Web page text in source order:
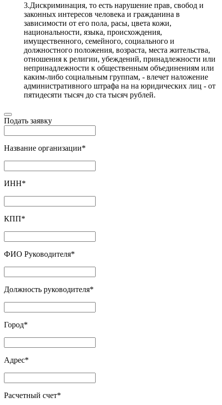
3.Дискриминация, то есть нарушение прав, свобод и
законных интересов человека и гражданина в
зависимости от его пола, расы, цвета кожи,
национальности, языка, происхождения,
имущественного, семейного, социального и
должностного положения, возраста, места жительства,
отношения к религии, убеждений, принадлежности или
непринадлежности к общественным объединениям или
каким-либо социальным группам, - влечет наложение
административного штрафа на на юридических лиц - от
пятидесяти тысяч до ста тысяч рублей.
Подать заявку
Название организации*
ИНН*
КПП*
ФИО Руководителя*
Должность руководителя*
Город*
Адрес*
Расчетный счет*